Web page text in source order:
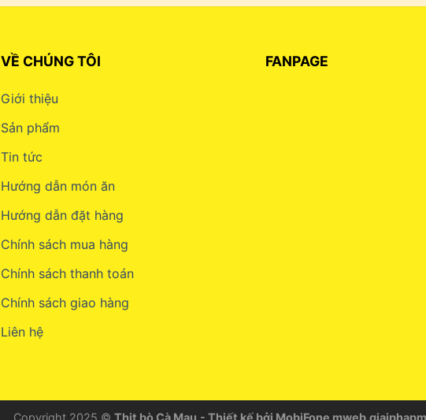
VỀ CHÚNG TÔI
Giới thiệu
Sản phẩm
Tin tức
Hướng dẫn món ăn
Hướng dẫn đặt hàng
Chính sách mua hàng
Chính sách thanh toán
Chính sách giao hàng
Liên hệ
FANPAGE
Copyright 2025 © Thịt bò Cà Mau - Thiết kế bởi MobiFone